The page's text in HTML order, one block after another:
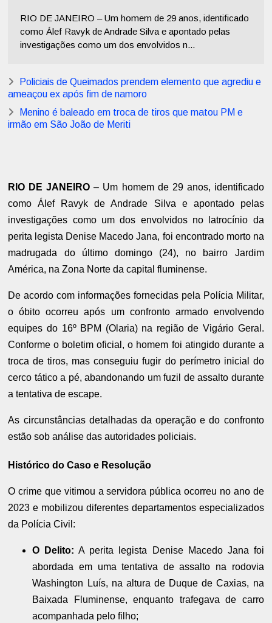
RIO DE JANEIRO – Um homem de 29 anos, identificado
como Álef Ravyk de Andrade Silva e apontado pelas
investigações como um dos envolvidos n...
Policiais de Queimados prendem elemento que agrediu e
ameaçou ex após fim de namoro
Menino é baleado em troca de tiros que matou PM e
irmão em São João de Meriti
RIO DE JANEIRO – Um homem de 29 anos, identificado
como Álef Ravyk de Andrade Silva e apontado pelas
investigações como um dos envolvidos no latrocínio da
perita legista Denise Macedo Jana, foi encontrado morto na
madrugada do último domingo (24), no bairro Jardim
América, na Zona Norte da capital fluminense.
De acordo com informações fornecidas pela Polícia Militar,
o óbito ocorreu após um confronto armado envolvendo
equipes do 16º BPM (Olaria) na região de Vigário Geral.
Conforme o boletim oficial, o homem foi atingido durante a
troca de tiros, mas conseguiu fugir do perímetro inicial do
cerco tático a pé, abandonando um fuzil de assalto durante
a tentativa de escape.
As circunstâncias detalhadas da operação e do confronto
estão sob análise das autoridades policiais.
Histórico do Caso e Resolução
O crime que vitimou a servidora pública ocorreu no ano de
2023 e mobilizou diferentes departamentos especializados
da Polícia Civil:
O Delito: A perita legista Denise Macedo Jana foi
abordada em uma tentativa de assalto na rodovia
Washington Luís, na altura de Duque de Caxias, na
Baixada Fluminense, enquanto trafegava de carro
acompanhada pelo filho;